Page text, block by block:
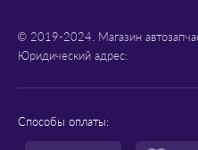
© 2019-2024. Магазин
Юридический адрес:
Способы оплаты: